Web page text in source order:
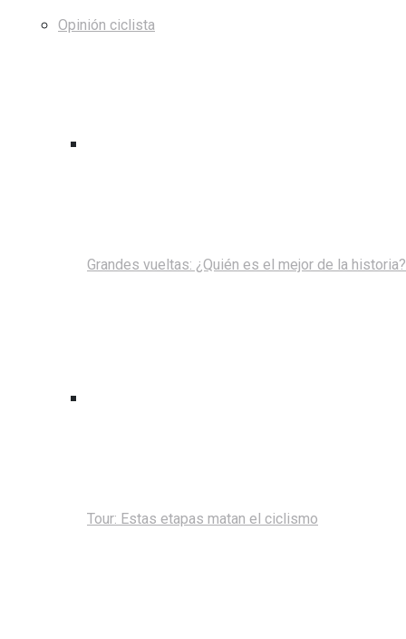
Opinión ciclista
Grandes vueltas: ¿Quién es el mejor de la historia?
Tour: Estas etapas matan el ciclismo